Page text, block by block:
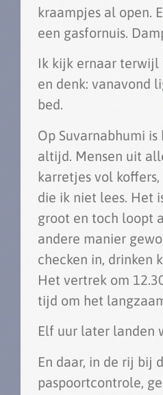
kraampjes al open.
een gasfornuis.
Ik kijk ernaar
en denk: vanavond
bed.
Op Suvarnabhumi
altijd. Mensen uit
karretjes vol
die ik niet lees. Het
groot en toch loopt
andere manier
checken in, drinken
Het vertrek om
tijd om het
Elf uur later landen
En daar, in de rij bij
paspoortcontrole,